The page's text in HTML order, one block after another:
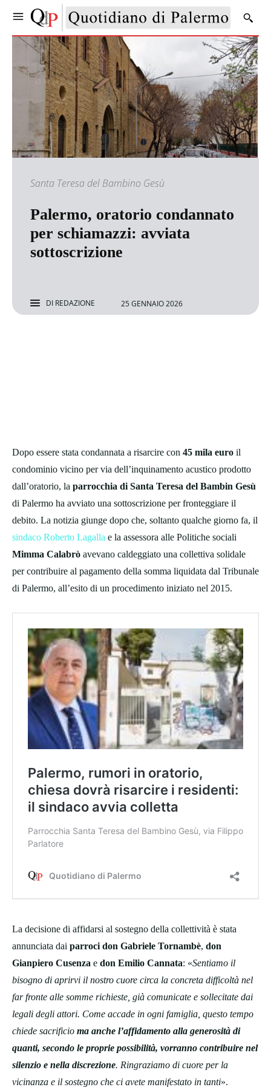
Santa Teresa del Bambino Gesù
Palermo, oratorio condannato
per schiamazzi: avviata
sottoscrizione
DI REDAZIONE 25 GENNAIO 2026
Dopo essere stata condannata a risarcire con 45 mila euro il
condominio vicino per via dell’inquinamento acustico prodotto
dall’oratorio, la parrocchia di Santa Teresa del Bambin Gesù
di Palermo ha avviato una sottoscrizione per fronteggiare il
debito. La notizia giunge dopo che, soltanto qualche giorno fa, il
sindaco Roberto Lagalla e la assessora alle Politiche sociali
Mimma Calabrò avevano caldeggiato una collettiva solidale
per contribuire al pagamento della somma liquidata dal Tribunale
di Palermo, all’esito di un procedimento iniziato nel 2015.
La decisione di affidarsi al sostegno della collettività è stata
annunciata dai parroci don Gabriele Tornambè, don
Gianpiero Cusenza e don Emilio Cannata: «Sentiamo il
bisogno di aprirvi il nostro cuore circa la concreta difficoltà nel
far fronte alle somme richieste, già comunicate e sollecitate dai
legali degli attori. Come accade in ogni famiglia, questo tempo
chiede sacrificio ma anche l’affidamento alla generosità di
quanti, secondo le proprie possibilità, vorranno contribuire nel
silenzio e nella discrezione. Ringraziamo di cuore per la
vicinanza e il sostegno che ci avete manifestato in tanti».